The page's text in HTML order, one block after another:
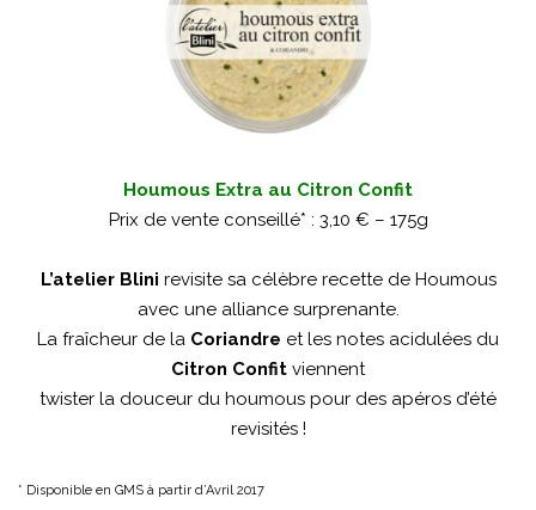
Houmous Extra au Citron Confit
Prix de vente conseillé* : 3,10 € – 175g
L’atelier Blini revisite sa célèbre recette de Houmous
avec une alliance surprenante.
La fraîcheur de la Coriandre et les notes acidulées du
Citron Confit viennent
twister la douceur du houmous pour des apéros d’été
revisités !
* Disponible en GMS à partir d’Avril 2017